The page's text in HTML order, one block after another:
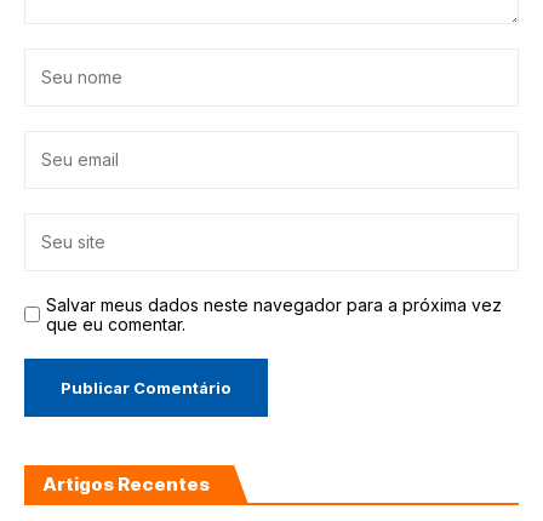
Salvar meus dados neste navegador para a próxima vez
que eu comentar.
Artigos Recentes